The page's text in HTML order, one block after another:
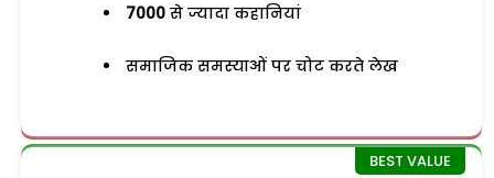
7000 से ज्यादा कहानियां
समाजिक समस्याओं पर चोट करते लेख